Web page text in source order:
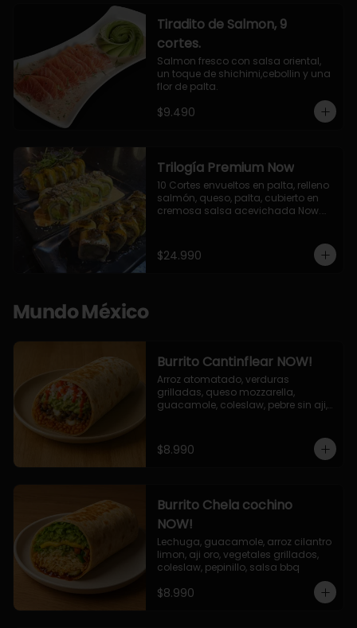
Tiradito de Salmon, 9
cortes.
Salmon fresco con salsa oriental,
un toque de shichimi,cebollin y una
flor de palta.
$9.490
Trilogía Premium Now
10 Cortes envueltos en palta, relleno
salmón, queso, palta, cubierto en
cremosa salsa acevichada Now.
palta, cubierto con topping de
chimichurri de la casa flambeado.
$24.990
Mundo México
Burrito Cantinflear NOW!
Arroz atomatado, verduras
grilladas, queso mozzarella,
guacamole, coleslaw, pebre sin aji,
$8.990
Burrito Chela cochino
NOW!
Lechuga, guacamole, arroz cilantro
limon, aji oro, vegetales grillados,
coleslaw, pepinillo, salsa bbq
$8.990